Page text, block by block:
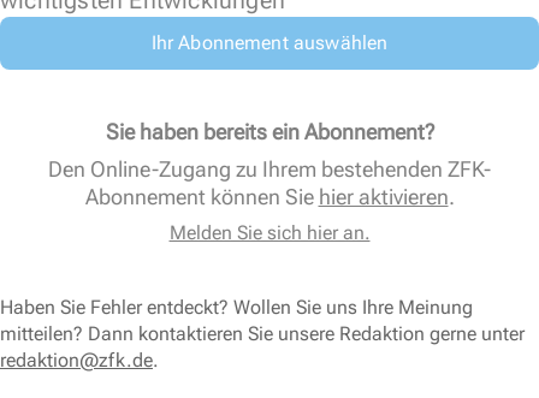
Ihr Abonnement auswählen
Sie haben bereits ein Abonnement?
Den Online-Zugang zu Ihrem bestehenden ZFK-
Abonnement können Sie hier aktivieren.
Melden Sie sich hier an.
Haben Sie Fehler entdeckt? Wollen Sie uns Ihre Meinung
mitteilen? Dann kontaktieren Sie unsere Redaktion gerne unter
redaktion@zfk.de.